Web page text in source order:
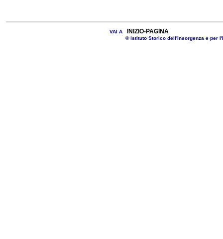
VAI A INIZIO-PAGINA
© Istituto Storico dell'Insorgenza e per